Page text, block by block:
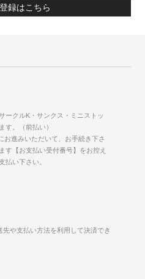
録はこちら
ークルK・サンクス・ミニストッ
す。（前払い）
進みいただいて、お手続き下さ
す【お支払い受付番号】をお控え
払い下さい。
や支払い方法を利用して決済でき